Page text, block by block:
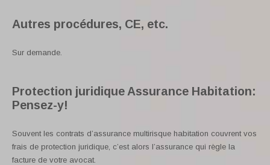
Autres procédures, CE, etc.
Sur demande.
Protection juridique Assurance Habitation:
Pensez-y!
Souvent les contrats d’assurance multirisque habitation couvrent vos
frais de protection juridique, c’est alors l’assurance qui règle la
facture de votre avocat.